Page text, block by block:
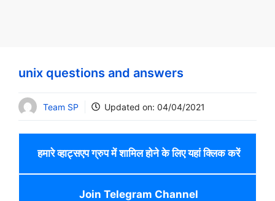
unix questions and answers
Team SP Updated on: 04/04/2021
हमारे व्हाट्सएप ग्रुप में शामिल होने के लिए यहां क्लिक करें
Join Telegram Channel